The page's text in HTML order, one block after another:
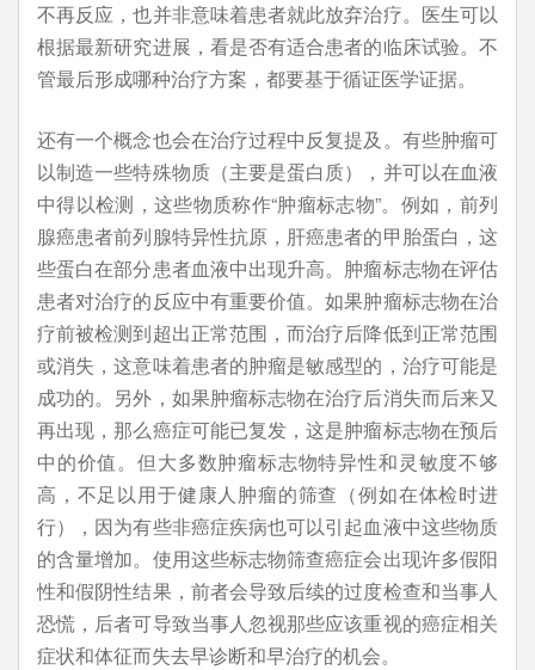
不再反应，也并非意味着患者就此放弃治疗。医生可以
根据最新研究进展，看是否有适合患者的临床试验。不
管最后形成哪种治疗方案，都要基于循证医学证据。
还有一个概念也会在治疗过程中反复提及。有些肿瘤可
以制造一些特殊物质（主要是蛋白质），并可以在血液
中得以检测，这些物质称作“肿瘤标志物”。例如，前列
腺癌患者前列腺特异性抗原 ，肝癌患者的甲胎蛋白，这
些蛋白在部分患者血液中出现升高。肿瘤标志物在评估
患者对治疗的反应中有重要价值。如果肿瘤标志物在治
疗前被检测到超出正常范围，而治疗后降低到正常范围
或消失，这意味着患者的肿瘤是敏感型的，治疗可能是
成功的。另外，如果肿瘤标志物在治疗后消失而后来又
再出现，那么癌症可能已复发，这是肿瘤标志物在预后
中的价值。但大多数肿瘤标志物特异性和灵敏度不够
高，不足以用于健康人肿瘤的筛查（例如在体检时进
行），因为有些非癌症疾病也可以引起血液中这些物质
的含量增加。使用这些标志物筛查癌症会出现许多假阳
性和假阴性结果，前者会导致后续的过度检查和当事人
恐慌，后者可导致当事人忽视那些应该重视的癌症相关
症状和体征而失去早诊断和早治疗的机会。